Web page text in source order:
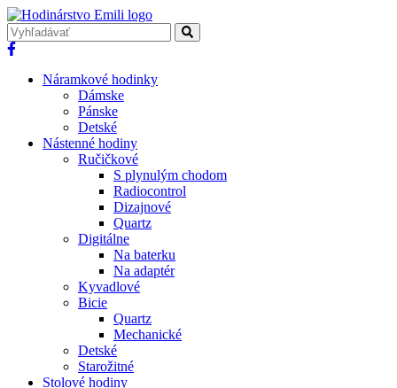
Náramkové hodinky
Dámske
Pánske
Detské
Nástenné hodiny
Ručičkové
S plynulým chodom
Radiocontrol
Dizajnové
Quartz
Digitálne
Na baterku
Na adaptér
Kyvadlové
Bicie
Quartz
Mechanické
Detské
Starožitné
Stolové hodiny